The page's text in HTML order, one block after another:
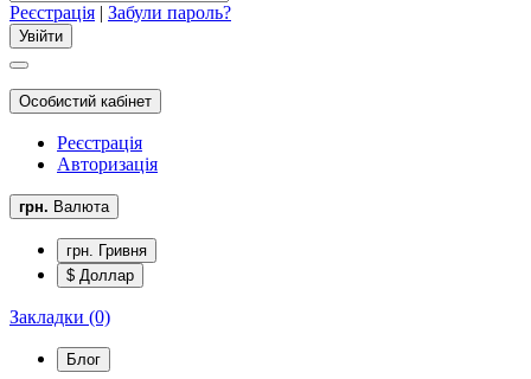
Реєстрація | Забули пароль?
Особистий кабінет
Реєстрація
Авторизація
грн. Валюта
грн. Гривня
$ Доллар
Закладки (0)
Блог